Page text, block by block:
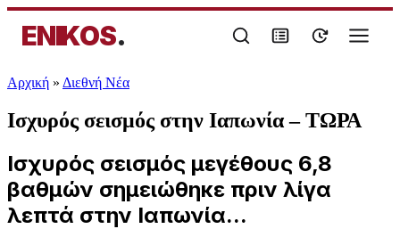
ENIKOS.
Αρχική » Διεθνή Νέα
Ισχυρός σεισμός στην Ιαπωνία – ΤΩΡΑ
Ισχυρός σεισμός μεγέθους 6,8
βαθμών σημειώθηκε πριν λίγα
λεπτά στην Ιαπωνία...